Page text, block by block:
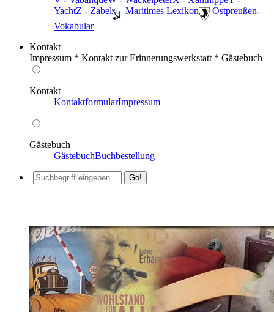
YachtZ - Zabel ️ Maritimes Lexikon
️ Ostpreußen-
Vokabular
Kontakt
Impressum * Kontakt zur Erinnerungswerkstatt * Gästebuch
Kontakt
KontaktformularImpressum
Gästebuch
GästebuchBuchbestellung